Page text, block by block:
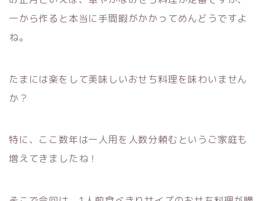
一から作ると本当に手間暇がかかってめんどうですよ
ね。
たまには楽をして美味しいおせち料理を味わいません
か？
特に、ここ数年は一人用を人数分頼むというご家庭も
増えてきましたね！